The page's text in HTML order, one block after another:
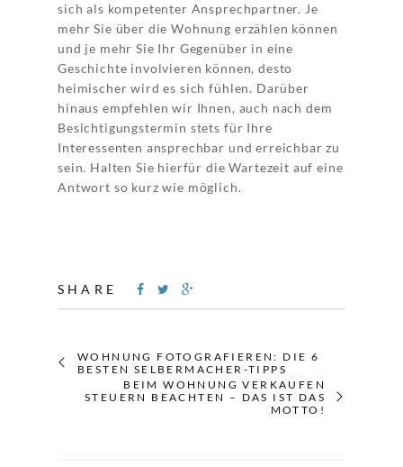
sich als kompetenter Ansprechpartner. Je
mehr Sie über die Wohnung erzählen können
und je mehr Sie Ihr Gegenüber in eine
Geschichte involvieren können, desto
heimischer wird es sich fühlen. Darüber
hinaus empfehlen wir Ihnen, auch nach dem
Besichtigungstermin stets für Ihre
Interessenten ansprechbar und erreichbar zu
sein. Halten Sie hierfür die Wartezeit auf eine
Antwort so kurz wie möglich.
SHARE
WOHNUNG FOTOGRAFIEREN: DIE 6
BESTEN SELBERMACHER-TIPPS
BEIM WOHNUNG VERKAUFEN
STEUERN BEACHTEN – DAS IST DAS
MOTTO!